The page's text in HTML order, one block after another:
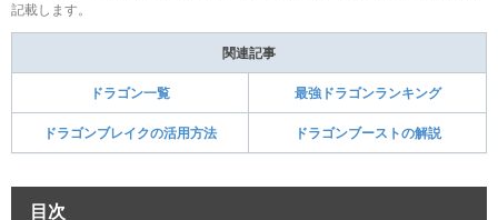
記載します。
関連記事
ドラゴン一覧 最強ドラゴンランキング
ドラゴンブレイクの活用方法 ドラゴンブーストの解説
目次